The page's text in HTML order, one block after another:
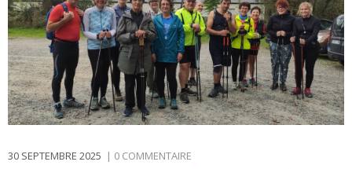
30 SEPTEMBRE 2025 | 0 COMMENTAIRE